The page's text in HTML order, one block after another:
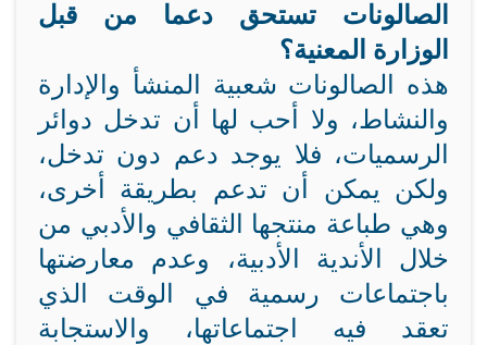
الصالونات تستحق دعما من قبل
الوزارة المعنية؟
هذه الصالونات شعبية المنشأ والإدارة
والنشاط، ولا أحب لها أن تدخل دوائر
الرسميات، فلا يوجد دعم دون تدخل،
ولكن يمكن أن تدعم بطريقة أخرى،
وهي طباعة منتجها الثقافي والأدبي من
خلال الأندية الأدبية، وعدم معارضتها
باجتماعات رسمية في الوقت الذي
تعقد فيه اجتماعاتها، والاستجابة